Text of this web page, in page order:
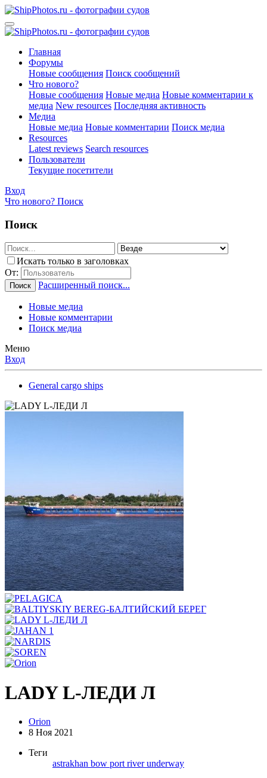
Главная
Форумы
Новые сообщения Поиск сообщений
Что нового?
Новые сообщения Новые медиа Новые комментарии к
медиа New resources Последняя активность
Медиа
Новые медиа Новые комментарии Поиск медиа
Resources
Latest reviews Search resources
Пользователи
Текущие посетители
Вход
Что нового? Поиск
Поиск
Искать только в заголовках
От:
Поиск Расширенный поиск...
Новые медиа
Новые комментарии
Поиск медиа
Меню
Вход
General cargo ships
LADY L-ЛЕДИ Л
Orion
8 Ноя 2021
Теги
astrakhan bow port riverunderway